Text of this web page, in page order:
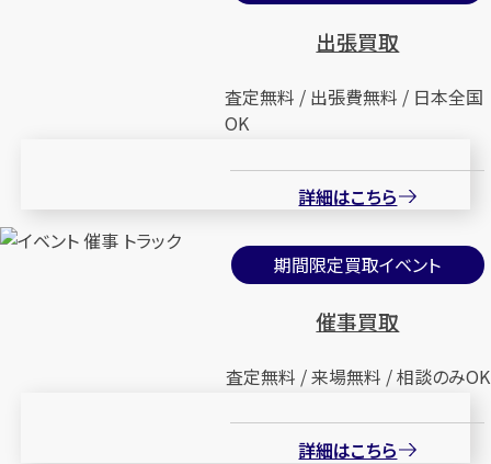
出張買取
査定無料 / 出張費無料 / 日本全国
OK
詳細はこちら
期間限定買取イベント
催事買取
査定無料 / 来場無料 / 相談のみOK
詳細はこちら